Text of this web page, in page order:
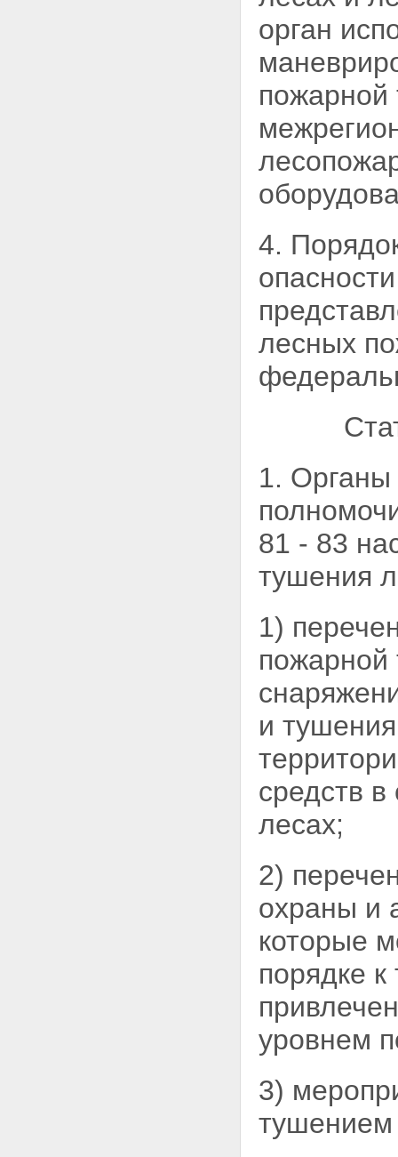
орган
пожарной
4.
лесных
1. Органы
81 - 83
тушения
1)
пожарной
и
средств
лесах;
2)
охраны и
которые
порядке
уровнем
3)